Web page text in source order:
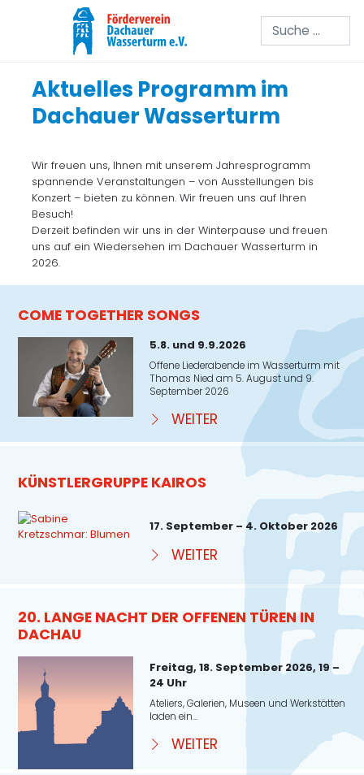
Suchen
Aktuelles Programm im
Dachauer Wasserturm
Wir freuen uns, Ihnen mit unserem Jahresprogramm
spannende Veranstaltungen – von Ausstellungen bis
Konzert – bieten zu können. Wir freuen uns auf Ihren
Besuch!
Derzeit befinden wir uns in der Winterpause und freuen
uns auf ein Wiedersehen im Dachauer Wasserturm in
2026.
COME TOGETHER SONGS
5.8. und 9.9.2026
Offene Liederabende im Wasserturm mit
Thomas Nied am 5. August und 9.
September 2026
WEITER
KÜNSTLERGRUPPE KAIROS
17. September – 4. Oktober 2026
WEITER
20. LANGE NACHT DER OFFENEN TÜREN IN
DACHAU
Freitag, 18. September 2026, 19 –
24 Uhr
Ateliers, Galerien, Museen und Werkstätten
laden ein...
WEITER